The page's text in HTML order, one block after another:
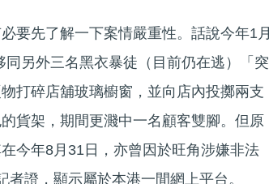
要先了解一下案情嚴重性。話說今年1月
另外三名黑衣暴徒（目前仍在逃）「突
打碎店舖玻璃櫥窗，並向店內投擲兩支
貨架，期間更濺中一名顧客雙腳。但原
今年8月31日，亦曾因於旺角涉嫌非法
證，顯示屬於本港一間網上平台。